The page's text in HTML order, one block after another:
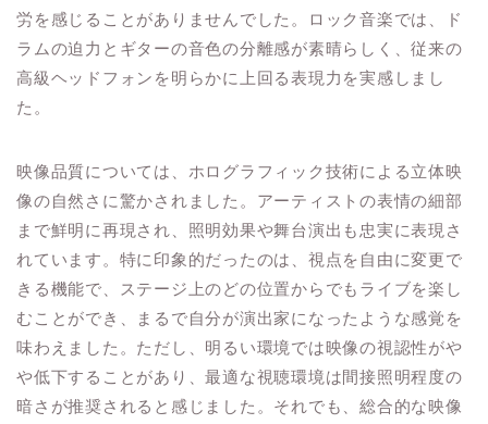
労を感じることがありませんでした。ロック音楽では、ド
ラムの迫力とギターの音色の分離感が素晴らしく、従来の
高級ヘッドフォンを明らかに上回る表現力を実感しまし
た。
映像品質については、ホログラフィック技術による立体映
像の自然さに驚かされました。アーティストの表情の細部
まで鮮明に再現され、照明効果や舞台演出も忠実に表現さ
れています。特に印象的だったのは、視点を自由に変更で
きる機能で、ステージ上のどの位置からでもライブを楽し
むことができ、まるで自分が演出家になったような感覚を
味わえました。ただし、明るい環境では映像の視認性がや
や低下することがあり、最適な視聴環境は間接照明程度の
暗さが推奨されると感じました。それでも、総合的な映像